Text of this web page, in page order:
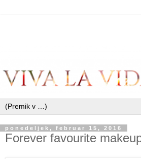
ponedeljek, februar 15, 2016
Forever favourite